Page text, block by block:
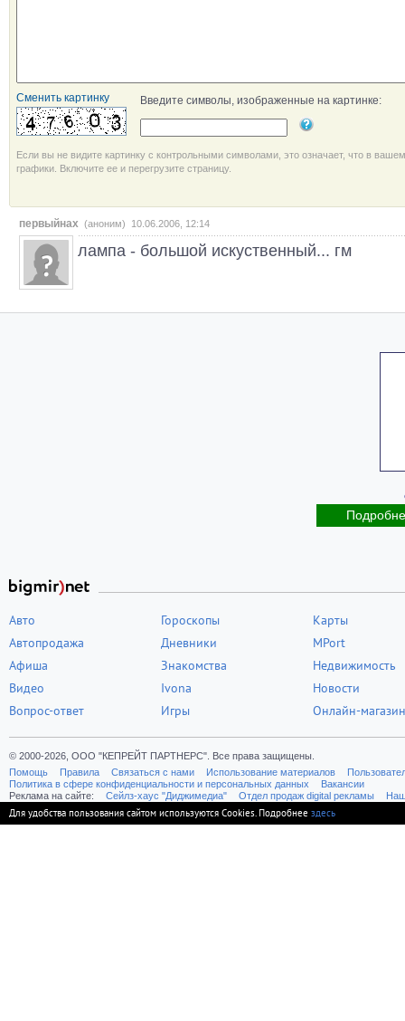
Сменить картинку Введите символы, изображенные на картинке:
Если вы не видите картинку с контрольными символами, это означает, что в
графики. Включите ее и перегрузите страницу.
первыйнах (аноним) 10.06.2006, 12:14
лампа - большой искуственный... гм
Авто
Автопродажа
Афиша
Видео
Вопрос-ответ
Гороскопы
Дневники
Знакомства
Ivona
Игры
Карты
MPort
Недвижимость
Новости
Онлайн-магазин
© 2000-2026, ООО "КЕПРЕЙТ ПАРТНЕРС". Все права защищены.
Помощь
Правила Связаться с нами Использование материалов
Политика в сфере конфиденциальности и персональных данных
Вакансии
Реклама на сайте:
Cейлз-хаус "Диджимедиа" Отдел продаж digital рекламы
Для удобства пользования сайтом используются Cookies. Подробнее здесь